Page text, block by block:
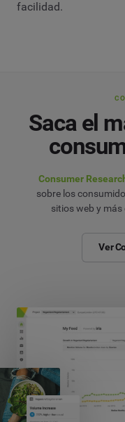
facilidad.
Saca el
Consumer
sobre los
sitios web y más
Ver